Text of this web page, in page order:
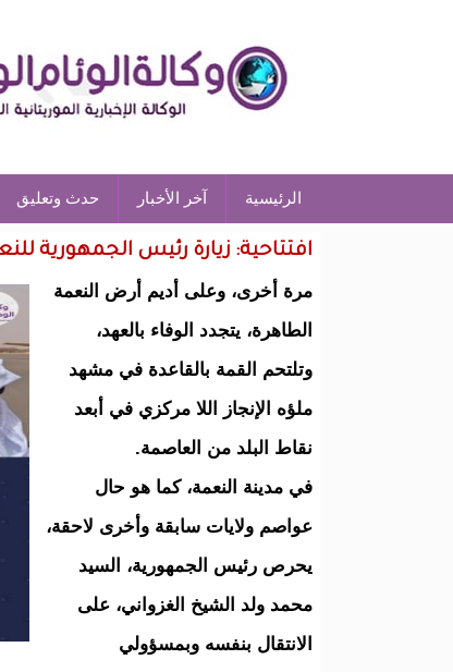
الرئيسية آخر الأخبار حدث وتعليق
افتتاحية: زيارة رئيس الجمهورية
مرة أخرى، وعلى أديم أرض النعمة
الطاهرة، يتجدد الوفاء بالعهد،
وتلتحم القمة بالقاعدة في مشهد
ملؤه الإنجاز اللا مركزي في أبعد
نقاط البلد من العاصمة.
في مدينة النعمة، كما هو حال
عواصم ولايات سابقة وأخرى لاحقة،
يحرص رئيس الجمهورية، السيد
محمد ولد الشيخ الغزواني، على
الانتقال بنفسه وبمسؤولي